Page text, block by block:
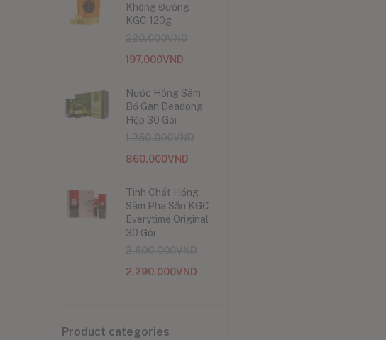
Không Đường
KGC 120g
197.000VND
Nước Hồng Sâm
Bổ Gan Deadong
Hộp 30 Gói
860.000VND
Tinh Chất Hồng
Sâm Pha Sẵn KGC
Everytime Original
30 Gói
2.290.000VND
Product categories